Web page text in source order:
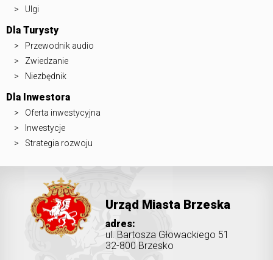
Ulgi
Dla Turysty
Przewodnik audio
Zwiedzanie
Niezbędnik
Dla Inwestora
Oferta inwestycyjna
Inwestycje
Strategia rozwoju
Urząd Miasta Brzeska
adres:
ul. Bartosza Głowackiego 51
32-800 Brzesko